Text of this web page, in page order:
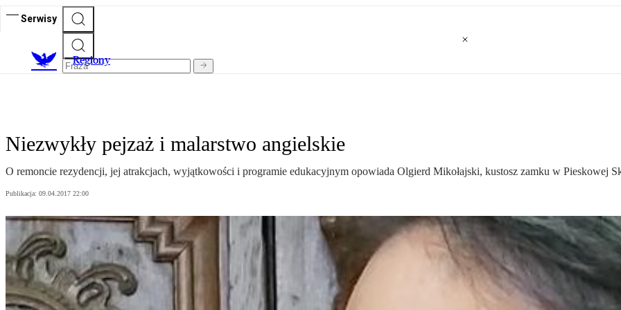
Serwisy
Regiony
Niezwykły pejzaż i malarstwo angielskie
O remoncie rezydencji, jej atrakcjach, wyjątkowości i programie edukacyjnym opowiada Olgierd Mikołajski, kustosz zamku w Pieskowej
Publikacja: 09.04.2017 22:00